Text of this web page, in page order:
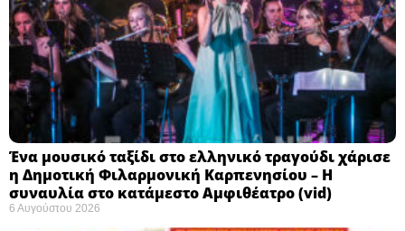
Ένα μουσικό ταξίδι στο ελληνικό τραγούδι χάρισε
η Δημοτική Φιλαρμονική Καρπενησίου – Η
συναυλία στο κατάμεστο Αμφιθέατρο (vid)
6 Αυγούστου 2026